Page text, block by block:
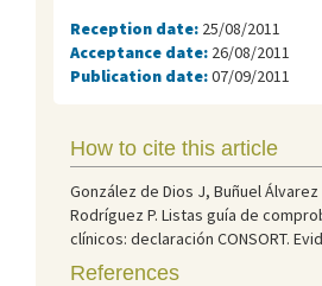
Reception date: 25/08/2011
Acceptance date: 26/08/2011
Publication date:07/09/2011
How to cite this article
González de Dios J, Buñuel
Rodríguez P. Listas guía de
clínicos: declaración CONSORT.
References